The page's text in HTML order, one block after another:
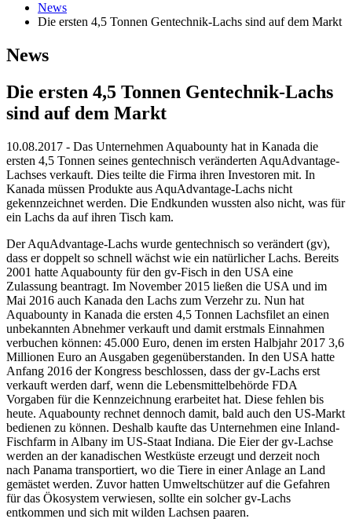
News
Die ersten 4,5 Tonnen Gentechnik-Lachs sind auf dem Markt
News
Die ersten 4,5 Tonnen Gentechnik-Lachs
sind auf dem Markt
10.08.2017 - Das Unternehmen Aquabounty hat in Kanada die
ersten 4,5 Tonnen seines gentechnisch veränderten AquAdvantage-
Lachses verkauft. Dies teilte die Firma ihren Investoren mit. In
Kanada müssen Produkte aus AquAdvantage-Lachs nicht
gekennzeichnet werden. Die Endkunden wussten also nicht, was für
ein Lachs da auf ihren Tisch kam.
Der AquAdvantage-Lachs wurde gentechnisch so verändert (gv),
dass er doppelt so schnell wächst wie ein natürlicher Lachs. Bereits
2001 hatte Aquabounty für den gv-Fisch in den USA eine
Zulassung beantragt. Im November 2015 ließen die USA und im
Mai 2016 auch Kanada den Lachs zum Verzehr zu. Nun hat
Aquabounty in Kanada die ersten 4,5 Tonnen Lachsfilet an einen
unbekannten Abnehmer verkauft und damit erstmals Einnahmen
verbuchen können: 45.000 Euro, denen im ersten Halbjahr 2017 3,6
Millionen Euro an Ausgaben gegenüberstanden. In den USA hatte
Anfang 2016 der Kongress beschlossen, dass der gv-Lachs erst
verkauft werden darf, wenn die Lebensmittelbehörde FDA
Vorgaben für die Kennzeichnung erarbeitet hat. Diese fehlen bis
heute. Aquabounty rechnet dennoch damit, bald auch den US-Markt
bedienen zu können. Deshalb kaufte das Unternehmen eine Inland-
Fischfarm in Albany im US-Staat Indiana. Die Eier der gv-Lachse
werden an der kanadischen Westküste erzeugt und derzeit noch
nach Panama transportiert, wo die Tiere in einer Anlage an Land
gemästet werden. Zuvor hatten Umweltschützer auf die Gefahren
für das Ökosystem verwiesen, sollte ein solcher gv-Lachs
entkommen und sich mit wilden Lachsen paaren.